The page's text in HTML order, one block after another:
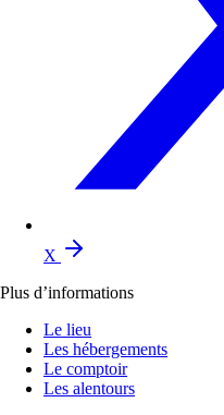
X
Plus d’informations
Le lieu
Les hébergements
Le comptoir
Les alentours